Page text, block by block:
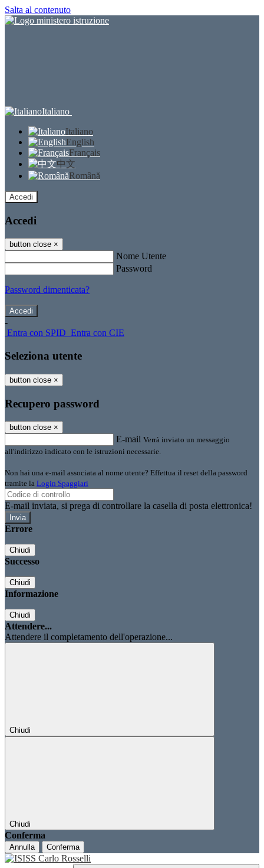
Salta al contenuto
Italiano
Italiano
English
Français
中文
Română
Accedi
Accedi
button close ×
Nome Utente
Password
Password dimenticata?
-
Entra con SPID Entra con CIE
Seleziona utente
button close ×
Recupero password
button close ×
E-mail Verrà inviato un messaggio
all'indirizzo indicato con le istruzioni necessarie.
Non hai una e-mail associata al nome utente? Effettua il reset della password
tramite la Login Spaggiari
E-mail inviata, si prega di controllare la casella di posta elettronica!
Errore
Chiudi
Successo
Chiudi
Informazione
Chiudi
Attendere...
Attendere il completamento dell'operazione...
Chiudi
Chiudi
Conferma
Annulla Conferma